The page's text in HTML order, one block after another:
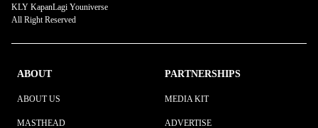
KLY KapanLagi Youniverse
All Right Reserved
ABOUT
ABOUT US
MASTHEAD
PARTNERSHIPS
MEDIA KIT
ADVERTISE